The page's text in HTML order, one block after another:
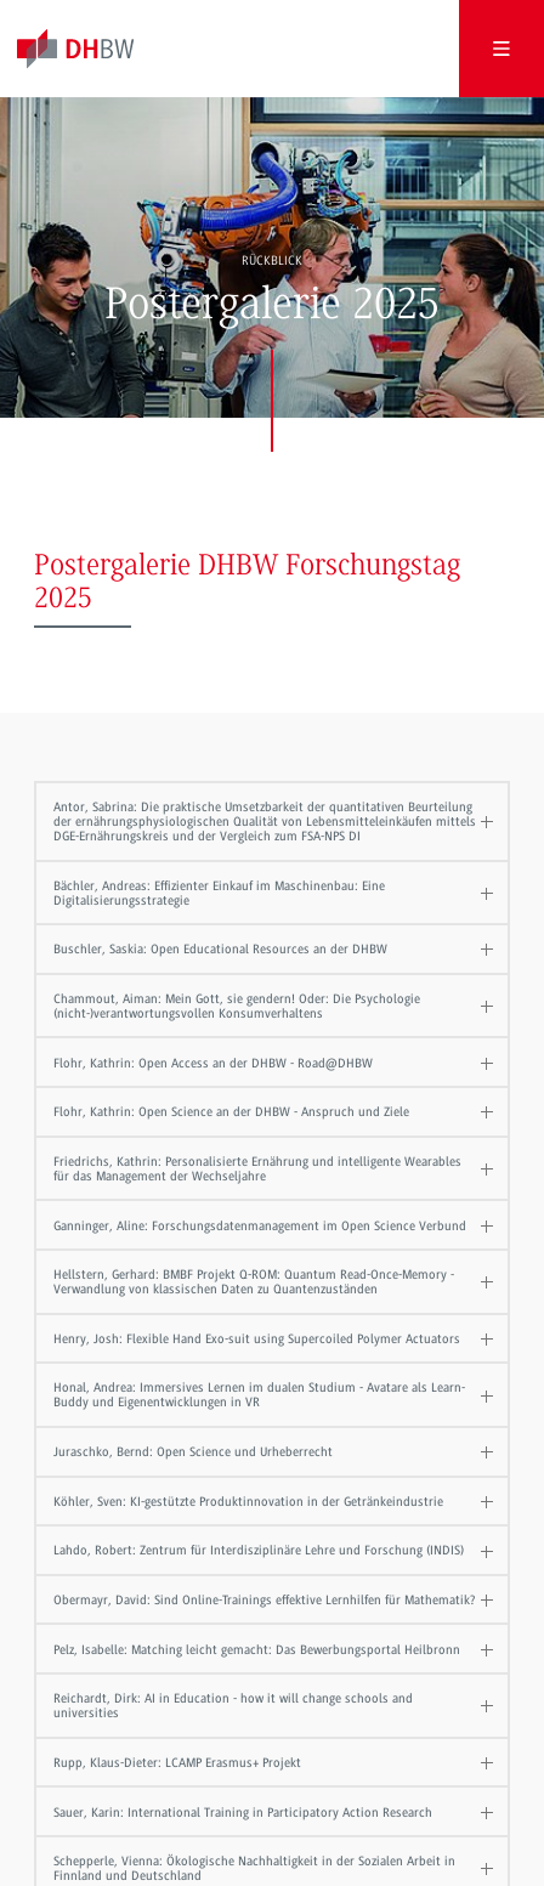
RÜCKBLICK
Postergalerie 2025
Postergalerie DHBW Forschungstag
2025
Antor, Sabrina: Die praktische Umsetzbarkeit der quantitativen Beurteilung
der ernährungsphysiologischen Qualität von Lebensmitteleinkäufen mittels
DGE-Ernährungskreis und der Vergleich zum FSA-NPS DI
Bächler, Andreas: Effizienter Einkauf im Maschinenbau: Eine
Digitalisierungsstrategie
Buschler, Saskia: Open Educational Resources an der DHBW
Chammout, Aiman: Mein Gott, sie gendern! Oder: Die Psychologie
(nicht-)verantwortungsvollen Konsumverhaltens
Flohr, Kathrin: Open Access an der DHBW - Road@DHBW
Flohr, Kathrin: Open Science an der DHBW - Anspruch und Ziele
Friedrichs, Kathrin: Personalisierte Ernährung und intelligente Wearables
für das Management der Wechseljahre
Ganninger, Aline: Forschungsdatenmanagement im Open Science Verbund
Hellstern, Gerhard: BMBF Projekt Q-ROM: Quantum Read-Once-Memory -
Verwandlung von klassischen Daten zu Quantenzuständen
Henry, Josh: Flexible Hand Exo-suit using Supercoiled Polymer Actuators
Honal, Andrea: Immersives Lernen im dualen Studium - Avatare als Learn-
Buddy und Eigenentwicklungen in VR
Juraschko, Bernd: Open Science und Urheberrecht
Köhler, Sven: KI-gestützte Produktinnovation in der Getränkeindustrie
Lahdo, Robert: Zentrum für Interdisziplinäre Lehre und Forschung (INDIS)
Obermayr, David: Sind Online-Trainings effektive Lernhilfen für Mathematik?
Pelz, Isabelle: Matching leicht gemacht: Das Bewerbungsportal Heilbronn
Reichardt, Dirk: AI in Education - how it will change schools and
universities
Rupp, Klaus-Dieter: LCAMP Erasmus+ Projekt
Sauer, Karin: International Training in Participatory Action Research
Schepperle, Vienna: Ökologische Nachhaltigkeit in der Sozialen Arbeit in
Finnland und Deutschland